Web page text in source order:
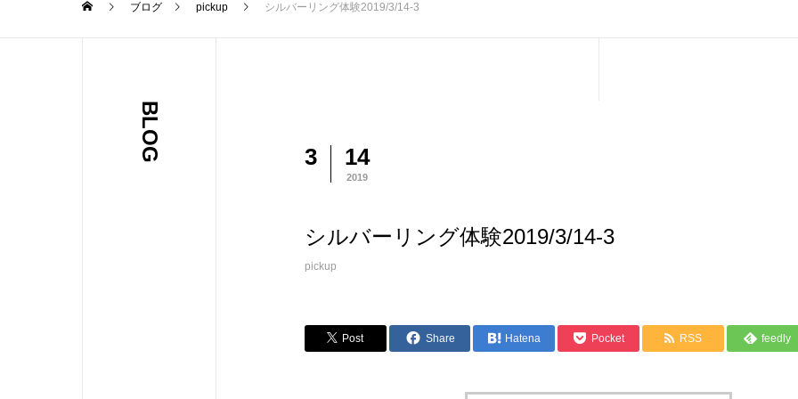
ブログ pickup シルバーリング体験2019/3/14-3
BLOG 3 14
2019
シルバーリング体験2019/3/14-3
pickup
Post Share Hatena Pocket RSS feedly